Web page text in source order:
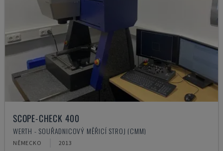
SCOPE-CHECK 400
WERTH - SOUŘADNICOVÝ MĚŘICÍ STROJ (CMM)
NĚMECKO 2013